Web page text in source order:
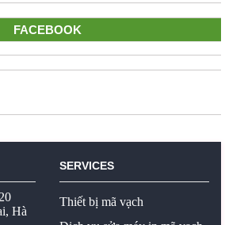
FACEBOOK
Hà
SERVICES
Thiết bị mã vạch